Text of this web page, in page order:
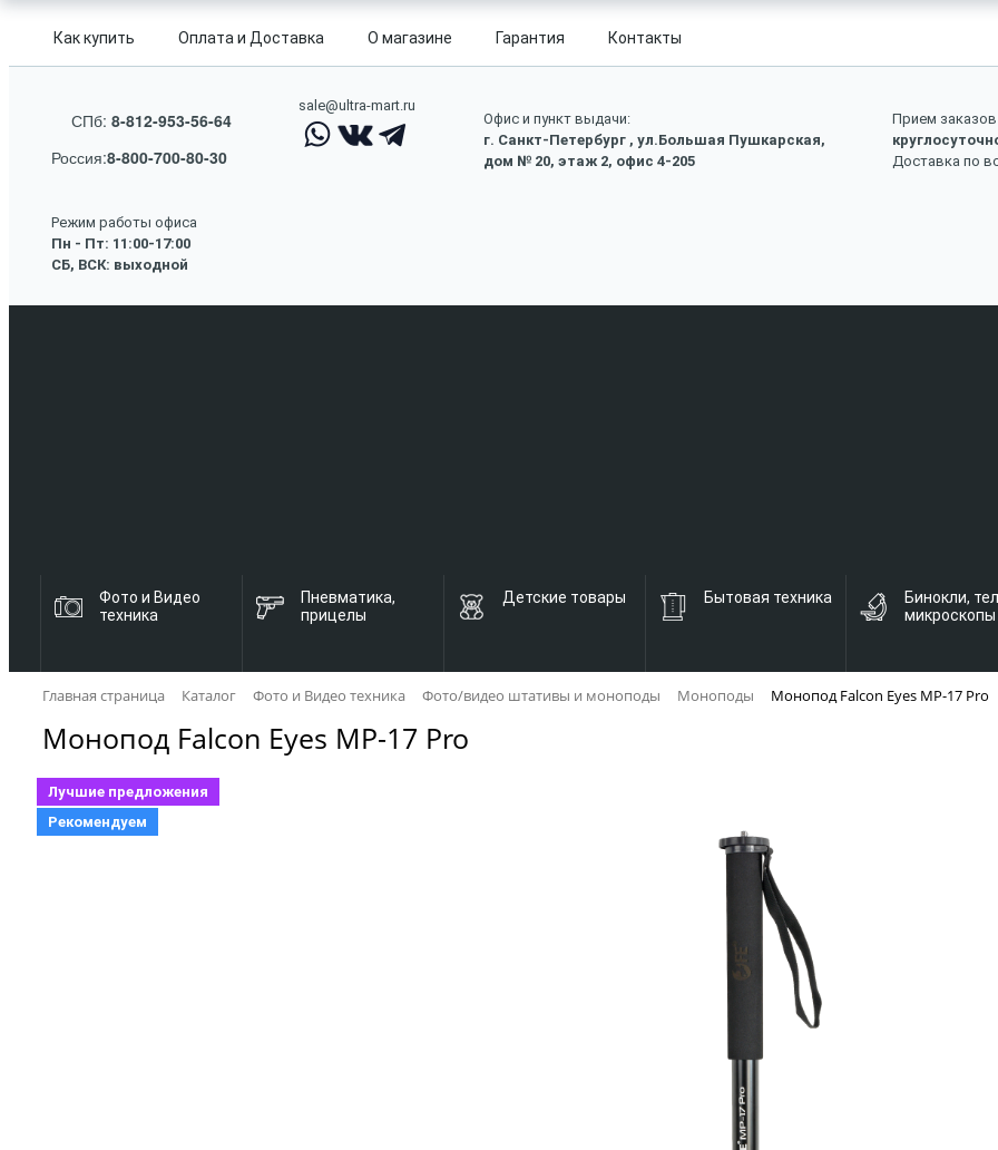
Как купить Оплата и Доставка О магазине Гарантия Контакты
СПб: 8-812-953-56-64
Россия:8-800-700-80-30
sale@ultra-mart.ru
Офис и пункт выдачи:
г. Санкт-Петербург , ул.Большая Пушкарская,
дом № 20, этаж 2, офис 4-205
Прием заказов
Доставка по
Режим работы офиса
Пн - Пт: 11:00-17:00
СБ, ВСК: выходной
Фото и Видео
техника
Пневматика,
прицелы
Детские товары Бытовая техника
Бинокли,
микроскопы
Главная страница Каталог Фото и Видео техника Фото/видео штативы и моноподы Моноподы Монопод Falcon Eyes MP-17 Pro
Монопод Falcon Eyes MP-17 Pro
Лучшие предложения
Рекомендуем